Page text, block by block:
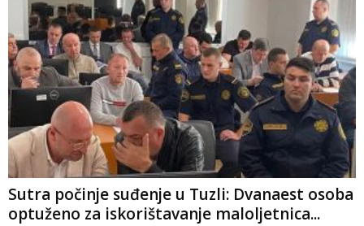
Sutra počinje suđenje u Tuzli: Dvanaest osoba
optuženo za iskorištavanje maloljetnica...